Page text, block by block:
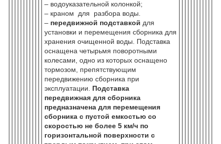
– водоуказательной колонкой;
– краном для разбора воды.
– передвижной подставкой для
установки и перемещения сборника для
хранения очищенной воды. Подставка
оснащена четырьмя поворотными
колесами, одно из которых оснащено
тормозом, препятствующим
передвижению сборника при
эксплуатации. Подставка
передвижная для сборника
предназначена для перемещения
сборника с пустой емкостью со
скоростью не более 5 км/ч по
горизонтальной поверхности с